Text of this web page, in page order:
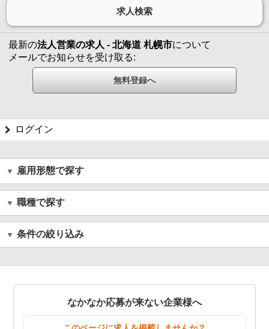
最新の法人営業の求人 - 北海道 札幌市について
メールでお知らせを受け取る:
ログイン
雇用形態で探す
職種で探す
条件の絞り込み
なかなか応募が来ない企業様へ